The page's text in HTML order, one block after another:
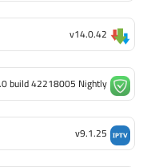
v14.0.42
build 42218005 Nightly
v9.1.25